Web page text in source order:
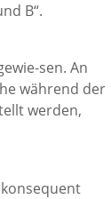
B“.
sen. An
während der
werden,